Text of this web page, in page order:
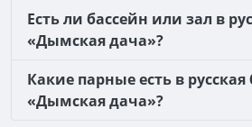
Есть ли бассейн или зал в
«Дымская дача»?
Какие парные есть в русская
«Дымская дача»?